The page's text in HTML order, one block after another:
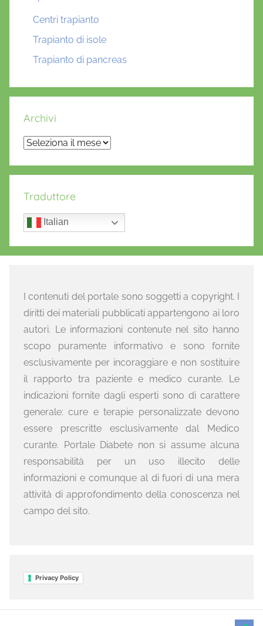
Centri trapianto
Trapianto di isole
Trapianto di pancreas
Archivi
Archivi
Traduttore
Italian
I contenuti del portale sono soggetti a copyright. I
diritti dei materiali pubblicati appartengono ai loro
autori. Le informazioni contenute nel sito hanno
scopo puramente informativo e sono fornite
esclusivamente per incoraggiare e non sostituire
il rapporto tra paziente e medico curante. Le
indicazioni fornite dagli esperti sono di carattere
generale: cure e terapie personalizzate devono
essere prescritte esclusivamente dal Medico
curante. Portale Diabete non si assume alcuna
responsabilità per un uso illecito delle
informazioni e comunque al di fuori di una mera
attività di approfondimento della conoscenza nel
campo del sito.
Privacy Policy